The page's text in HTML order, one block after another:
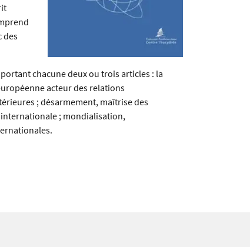
des
chacune deux ou trois articles : la
acteur des relations
; désarmement, maîtrise des
; mondialisation,